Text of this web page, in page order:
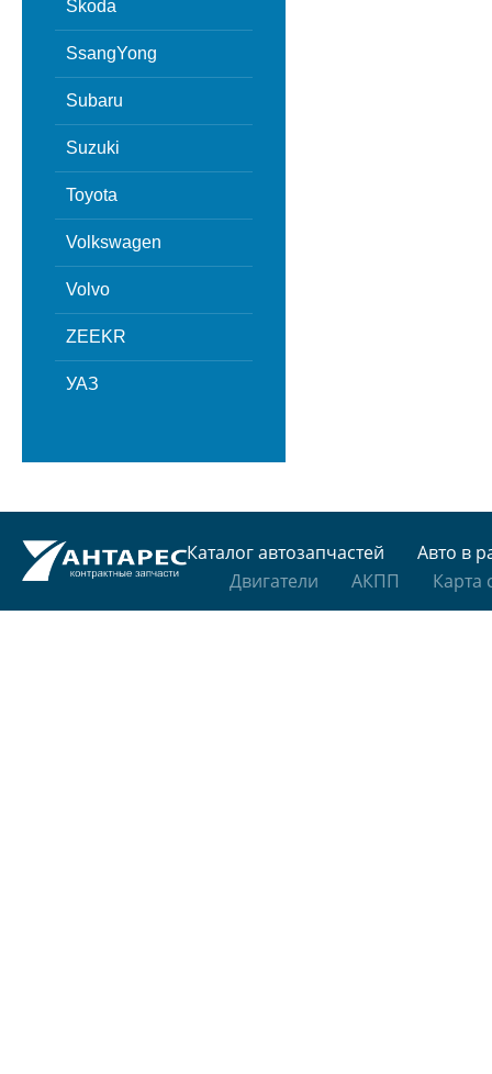
Skoda
SsangYong
Subaru
Suzuki
Toyota
Volkswagen
Volvo
ZEEKR
УАЗ
Каталог автозапчастей
Авто в
Двигатели
АКПП Карта